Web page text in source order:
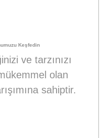
Keşfedin
ve tarzınızı
olan
sahiptir.